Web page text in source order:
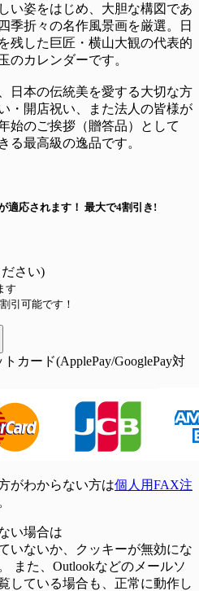
い姿をはじめ、大胆な構図であ
季折々の名作風景画を厳選。日
残した巨匠・横山大観の代表的
のカレンダーです。
日本の伝統美を愛する大切な方
・開店祝い、また法人の皆様が
始のご挨拶（贈答品）として
る最高級の逸品です。
適応されます！ 最大で4割引き!
さい)
す
引可能です！
カード(ApplePay/GooglePay対
がわからない方は個人用FAX注
い場合は
いないか、クッキーが無効にな
また、Outlookなどのメールソ
している場合も、正常に動作し